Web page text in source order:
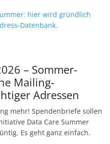
– Sommer-
Mailing-
Adressen
mehr! Spendenbriefe sollen
Data Care Summer
Es geht ganz einfach.